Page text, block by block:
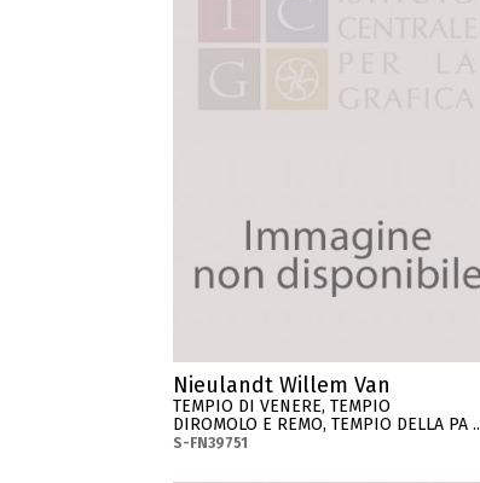
Nieulandt Willem Van
TEMPIO DI VENERE, TEMPIO
DIROMOLO E REMO, TEMPIO DELLA PA ..
S-FN39751